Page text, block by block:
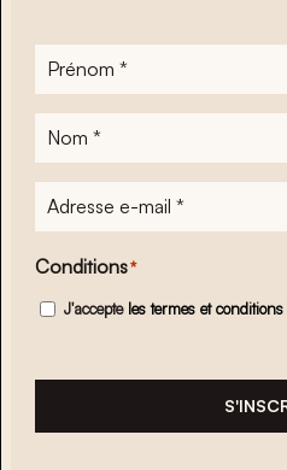
Prénom
Nom
Adresse
e-
mail*
Conditions*
J'accepte les termes et conditions